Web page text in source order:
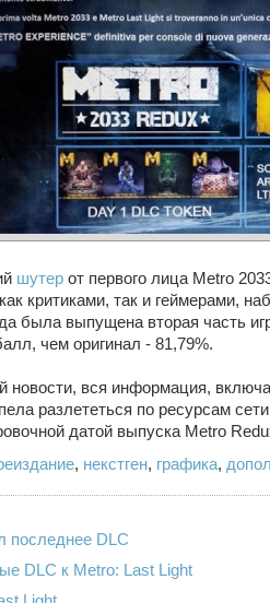
шутер от первого лица Metro
критиками, так и геймерами,
была выпущена вторая часть
чем оригинал - 81,79%.
новости, вся информация,
разлететься по ресурсам
датой выпуска Metro
, некстген, графика,
последнее DLC
DLC к Metro: Last Light